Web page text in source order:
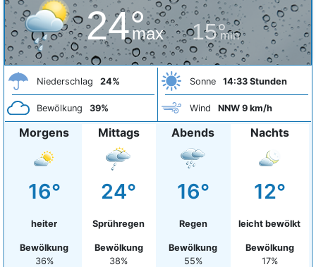
24°
max 15°
min
Niederschlag 24%
Bewölkung 39%
Sonne 14:33 Stunden
Wind NNW 9 km/h
Morgens
16°
heiter
Bewölkung
36%
Mittags
24°
Sprühregen
Bewölkung
38%
Abends
16°
Regen
Bewölkung
55%
Nachts
12°
leicht bewölkt
Bewölkung
17%